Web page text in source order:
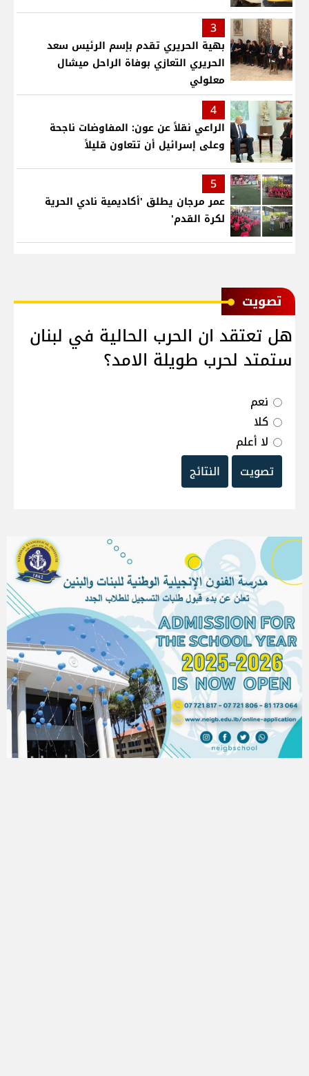
3
بهية الحريري تقدم بإسم الرئيس سعد
الحريري التعازي بوفاة الراحل ميشال
معلولي
4
الراعي نقلاً عن عون: المفاوضات ناجحة
وعلى إسرائيل أن تتعاون قليلاً
5
عمر مرجان يطلق 'أكاديمية نادي الحرية
لكرة القدم'
ﺗﺼﻮﻳﺖ
هل تعتقد ان الحرب الحالية في لبنان
ستمتد لحرب طويلة الامد؟
نعم
كلا
لا أعلم
تصويت
النتائج